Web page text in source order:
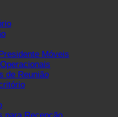
Móveis
de Reunião
para Recepção